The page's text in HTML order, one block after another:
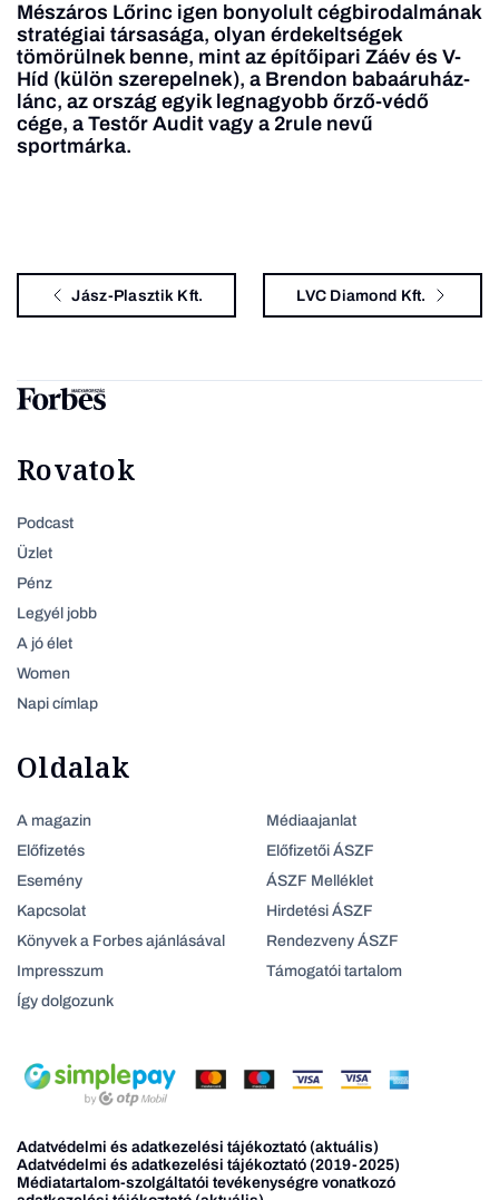
Mészáros Lőrinc igen bonyolult cégbirodalmának
stratégiai társasága, olyan érdekeltségek
tömörülnek benne, mint az építőipari Záév és V-
Híd (külön szerepelnek), a Brendon babaáruház-
lánc, az ország egyik legnagyobb őrző-védő
cége, a Testőr Audit vagy a 2rule nevű
sportmárka.
Jász-Plasztik Kft. LVC Diamond Kft.
Rovatok
Podcast
Üzlet
Pénz
Legyél jobb
A jó élet
Women
Napi címlap
Oldalak
A magazin
Előfizetés
Esemény
Kapcsolat
Könyvek a Forbes ajánlásával
Impresszum
Így dolgozunk
Médiaajanlat
Előfizetői ÁSZF
ÁSZF Melléklet
Hirdetési ÁSZF
Rendezveny ÁSZF
Támogatói tartalom
Adatvédelmi és adatkezelési tájékoztató (aktuális)
Adatvédelmi és adatkezelési tájékoztató (2019-2025)
Médiatartalom-szolgáltatói tevékenységre vonatkozó